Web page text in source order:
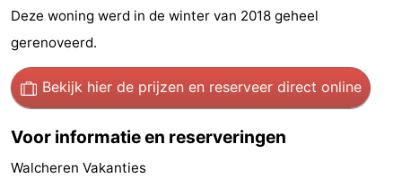
drinken
Mondriaan
Toorop
Deze woning werd in de winter van 2018 geheel
gerenoveerd.
Bekijk hier de prijzen en reserveer direct online
Voor informatie en reserveringen
Walcheren Vakanties